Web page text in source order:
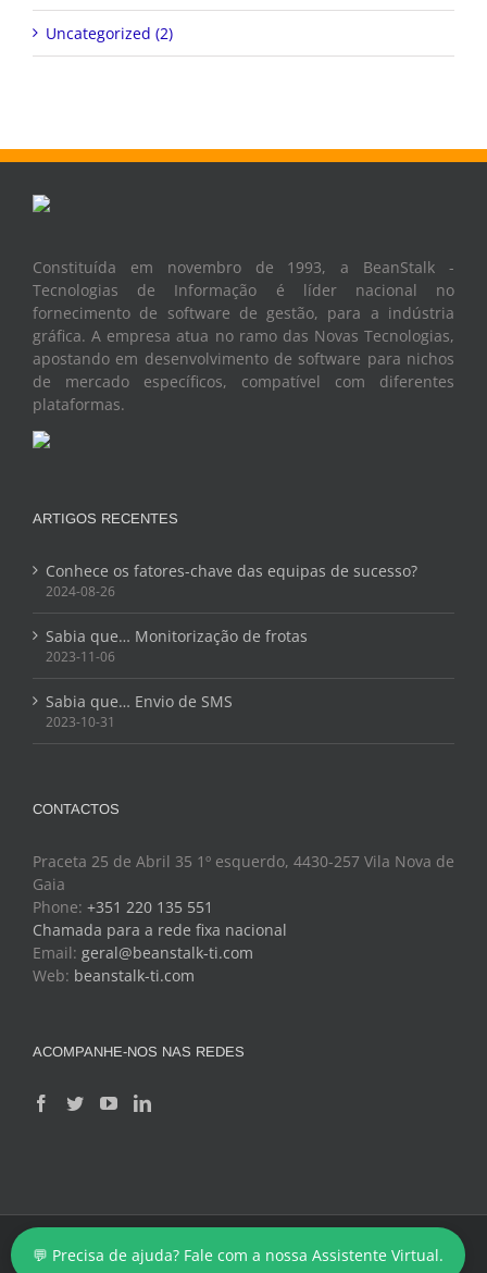
Uncategorized (2)
Constituída em novembro de 1993, a BeanStalk -
Tecnologias de Informação é líder nacional no
fornecimento de software de gestão, para a indústria
gráfica. A empresa atua no ramo das Novas Tecnologias,
apostando em desenvolvimento de software para nichos
de mercado específicos, compatível com diferentes
plataformas.
ARTIGOS RECENTES
Conhece os fatores-chave das equipas de sucesso?
2024-08-26
Sabia que… Monitorização de frotas
2023-11-06
Sabia que… Envio de SMS
2023-10-31
CONTACTOS
Praceta 25 de Abril 35 1º esquerdo, 4430-257 Vila Nova de
Gaia
Phone: +351 220 135 551
Chamada para a rede fixa nacional
Email: geral@beanstalk-ti.com
Web: beanstalk-ti.com
ACOMPANHE-NOS NAS REDES
Copyright 2024 - BeanStalk - Tecnologias de Informação
Facebook
TwitterYouTubeLinkedIn
💬 Precisa de ajuda? Fale com a nossa Assistente Virtual.